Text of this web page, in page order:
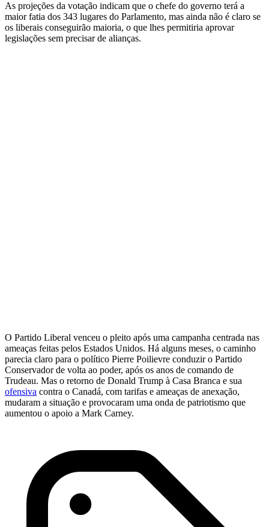
As projeções da votação indicam que o chefe do governo terá a
maior fatia dos 343 lugares do Parlamento, mas ainda não é claro se
os liberais conseguirão maioria, o que lhes permitiria aprovar
legislações sem precisar de alianças.
O Partido Liberal venceu o pleito após uma campanha centrada nas
ameaças feitas pelos Estados Unidos. Há alguns meses, o caminho
parecia claro para o político Pierre Poilievre conduzir o Partido
Conservador de volta ao poder, após os anos de comando de
Trudeau. Mas o retorno de Donald Trump à Casa Branca e sua
ofensiva contra o Canadá, com tarifas e ameaças de anexação,
mudaram a situação e provocaram uma onda de patriotismo que
aumentou o apoio a Mark Carney.